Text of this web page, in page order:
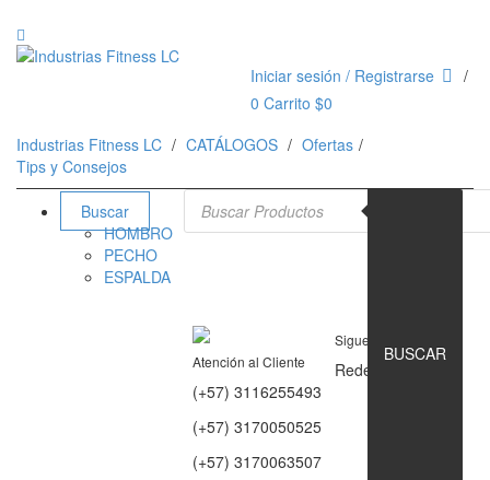
Iniciar sesión / Registrarse
0 Carrito $0
Industrias Fitness LC
CATÁLOGOS
Ofertas
Tips y Consejos
Buscar
HOMBRO
PECHO
ESPALDA
Atención al Cliente
(+57) 3116255493
(+57) 3170050525
(+57) 3170063507
Siguenos en
Redes Sociales
Búsqueda de productos
BUSCAR